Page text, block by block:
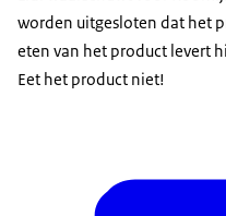
worden uitgesloten dat het
eten van het product levert
Eet het product niet!